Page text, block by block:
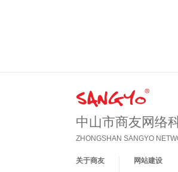
中山市商友网络
ZHONGSHAN SANGYO
关于商友
网站建设